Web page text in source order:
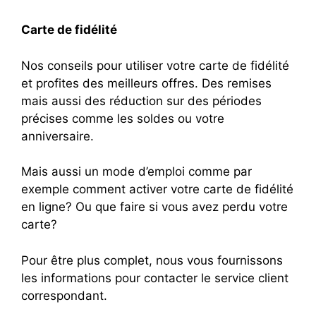
Carte de fidélité
Nos conseils pour utiliser votre carte de fidélité
et profites des meilleurs offres. Des remises
mais aussi des réduction sur des périodes
précises comme les soldes ou votre
anniversaire.
Mais aussi un mode d’emploi comme par
exemple comment activer votre carte de fidélité
en ligne? Ou que faire si vous avez perdu votre
carte?
Pour être plus complet, nous vous fournissons
les informations pour contacter le service client
correspondant.